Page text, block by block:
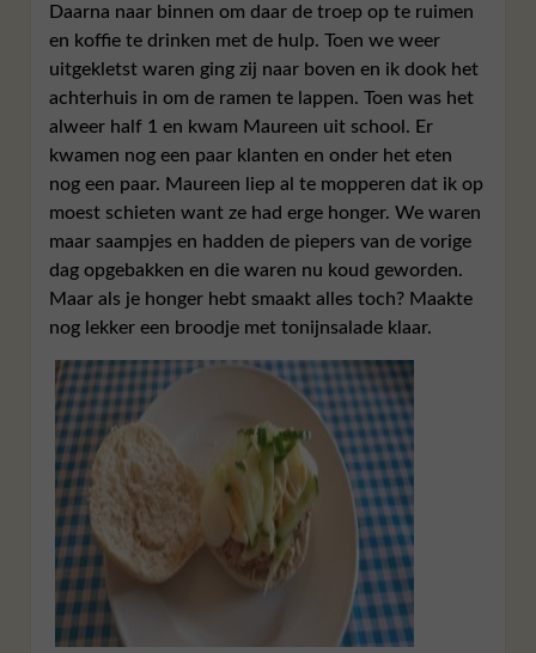
Daarna naar binnen om daar de troep op te ruimen
en koffie te drinken met de hulp. Toen we weer
uitgekletst waren ging zij naar boven en ik dook het
achterhuis in om de ramen te lappen. Toen was het
alweer half 1 en kwam Maureen uit school. Er
kwamen nog een paar klanten en onder het eten
nog een paar. Maureen liep al te mopperen dat ik op
moest schieten want ze had erge honger. We waren
maar saampjes en hadden de piepers van de vorige
dag opgebakken en die waren nu koud geworden.
Maar als je honger hebt smaakt alles toch? Maakte
nog lekker een broodje met tonijnsalade klaar.